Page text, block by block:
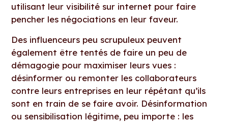
utilisant leur visibilité sur internet pour faire
pencher les négociations en leur faveur.
Des influenceurs peu scrupuleux peuvent
également être tentés de faire un peu de
démagogie pour maximiser leurs vues :
désinformer ou remonter les collaborateurs
contre leurs entreprises en leur répétant qu’ils
sont en train de se faire avoir. Désinformation
ou sensibilisation légitime, peu importe : les